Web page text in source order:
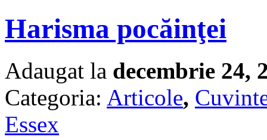
Harisma pocăinţei
Adaugat la decembrie 24,
Categoria: Articole,
Essex